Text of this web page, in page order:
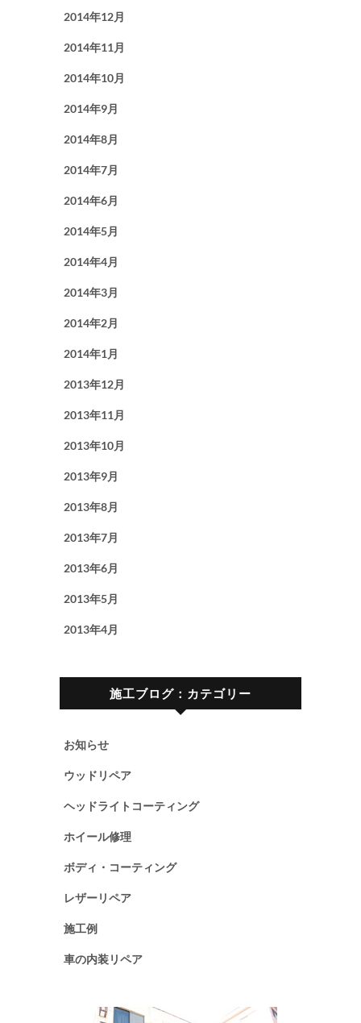
2014年12月
2014年11月
2014年10月
2014年9月
2014年8月
2014年7月
2014年6月
2014年5月
2014年4月
2014年3月
2014年2月
2014年1月
2013年12月
2013年11月
2013年10月
2013年9月
2013年8月
2013年7月
2013年6月
2013年5月
2013年4月
施工ブログ：カテゴリー
お知らせ
ウッドリペア
ヘッドライトコーティング
ホイール修理
ボディ・コーティング
レザーリペア
施工例
車の内装リペア